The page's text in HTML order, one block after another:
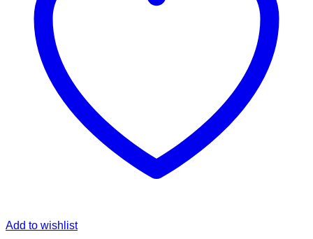
Add to wishlist